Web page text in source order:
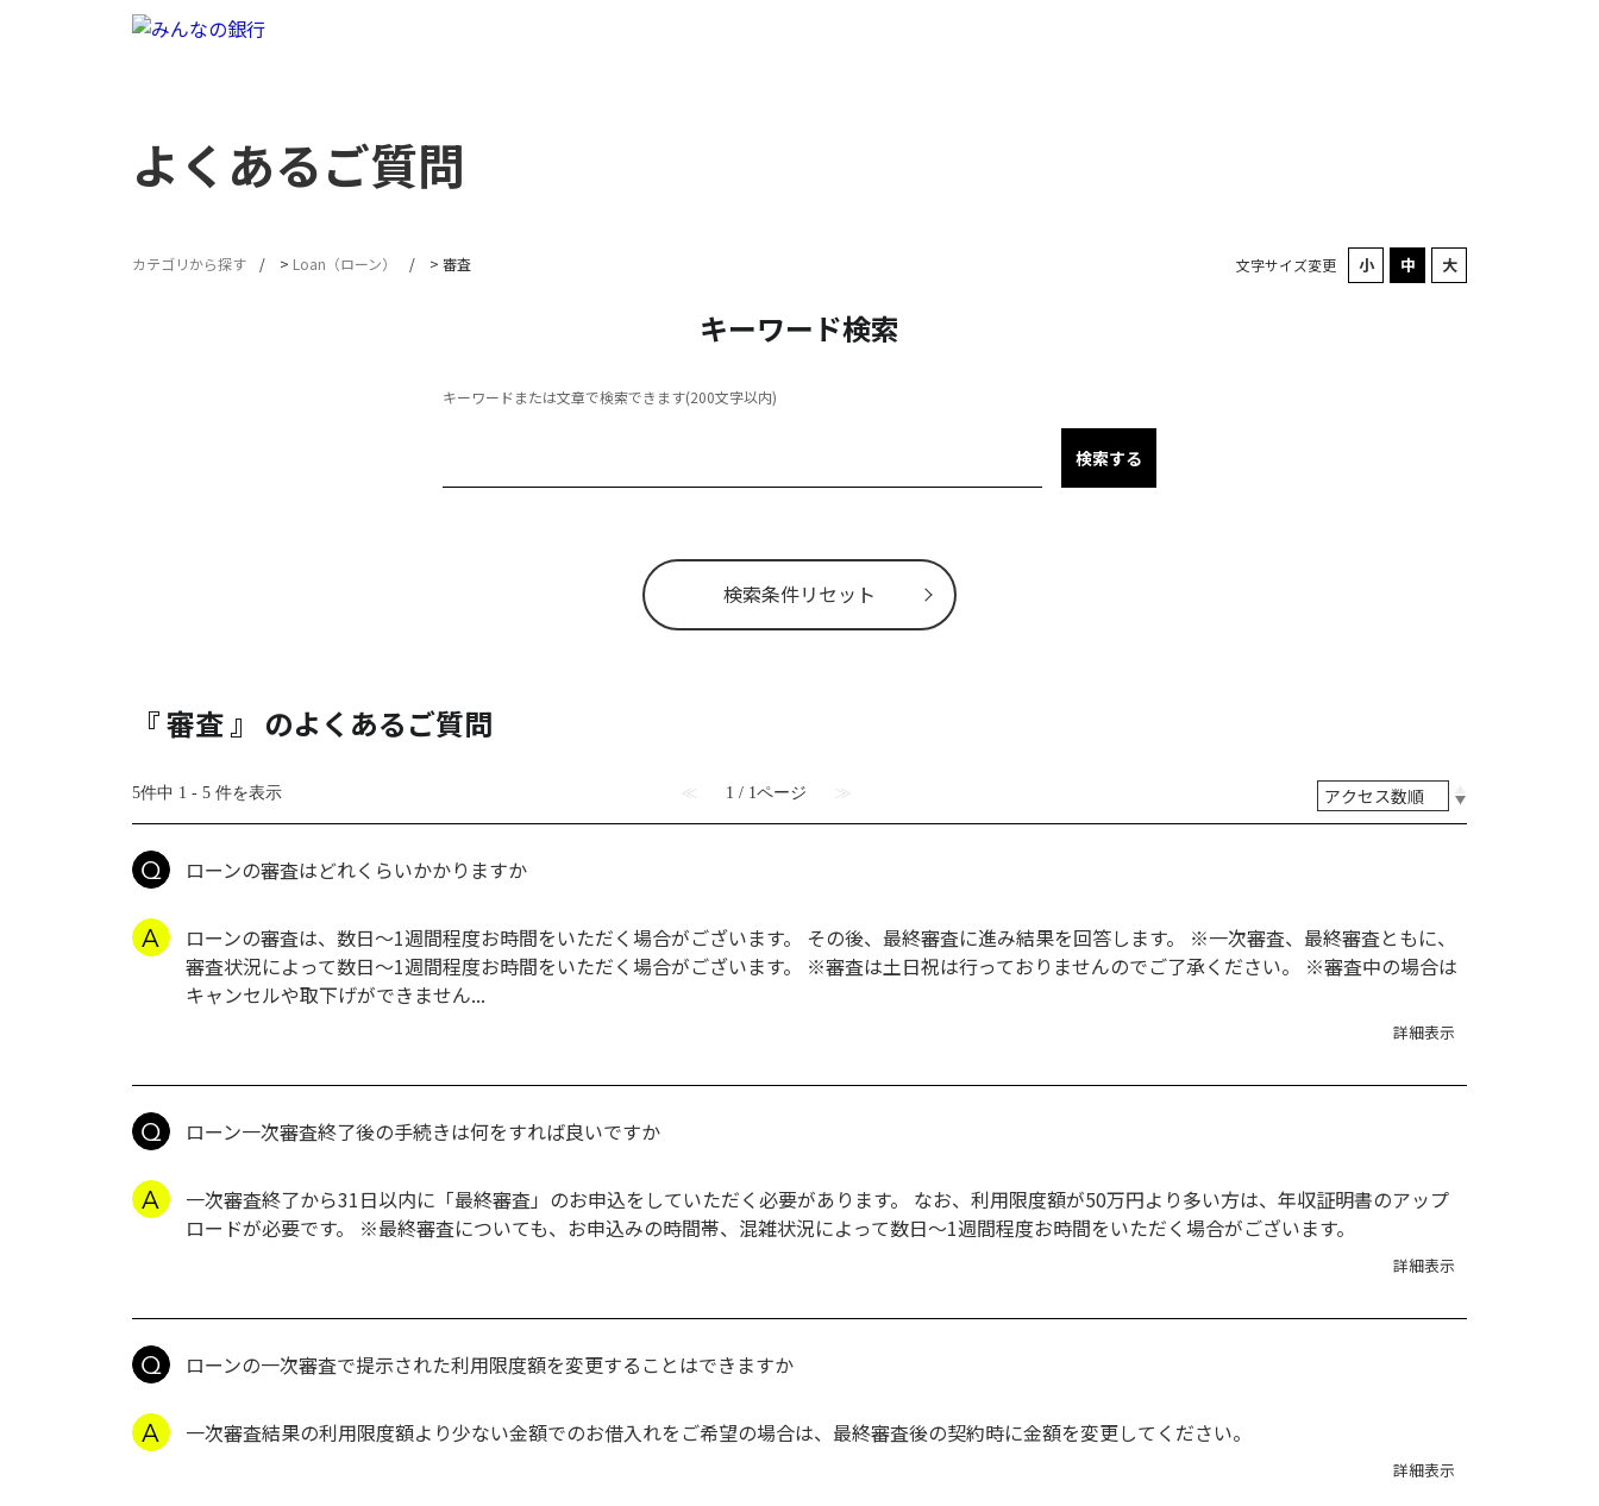
よくあるご質問
文字サイズ変更
カテゴリから探す > Loan（ローン） > 審査
キーワード検索
キーワードまたは文章で検索できます(200文字以内)
検索条件リセット
『 審査 』 のよくあるご質問
5件中 1 - 5 件を表示 ≪ 1 / 1ページ ≫
ローンの審査はどれくらいかかりますか
ローンの審査は、数日～1週間程度お時間をいただく場合がございます。 その後、最終審査に進み結果を回答します。 ※一次審査、最終審査ともに、
審査状況によって数日～1週間程度お時間をいただく場合がございます。 ※審査は土日祝は行っておりませんのでご了承ください。 ※審査中の場合は
キャンセルや取下げができません...
詳細表示
ローン一次審査終了後の手続きは何をすれば良いですか
一次審査終了から31日以内に「最終審査」のお申込をしていただく必要があります。 なお、利用限度額が50万円より多い方は、年収証明書のアップ
ロードが必要です。 ※最終審査についても、お申込みの時間帯、混雑状況によって数日～1週間程度お時間をいただく場合がございます。
詳細表示
ローンの一次審査で提示された利用限度額を変更することはできますか
一次審査結果の利用限度額より少ない金額でのお借入れをご希望の場合は、最終審査後の契約時に金額を変更してください。
詳細表示